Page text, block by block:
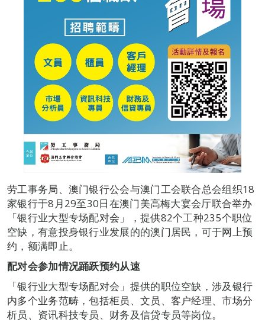
劳工事务局、澳门银行公会与澳门工会联合总会组织18
家银行于8月29至30日在澳门美高梅大宴会厅联合举办
「银行业大型专场配对会」，提供82个工种235个职位
空缺，有意投身银行业发展的的澳门居民，可于网上预
约，额满即止。
配对会参加情况踊跃预约从速
「银行业大型专场配对会」提供的职位空缺，涉及银行
内多个业务范畴，包括柜员、文员、客户经理、市场分
析员、资讯科技专员、财务及信贷专员等岗位。